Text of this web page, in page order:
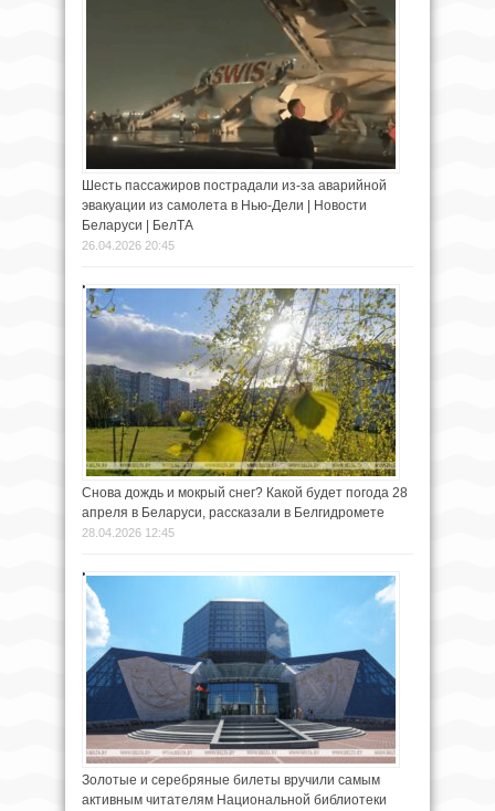
Шесть пассажиров пострадали из-за аварийной
эвакуации из самолета в Нью-Дели | Новости
Беларуси | БелТА
26.04.2026 20:45
Снова дождь и мокрый снег? Какой будет погода 28
апреля в Беларуси, рассказали в Белгидромете
28.04.2026 12:45
Золотые и серебряные билеты вручили самым
активным читателям Национальной библиотеки